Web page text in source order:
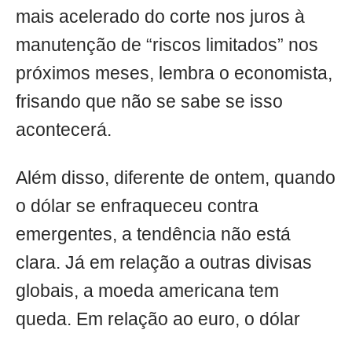
mais acelerado do corte nos juros à
manutenção de “riscos limitados” nos
próximos meses, lembra o economista,
frisando que não se sabe se isso
acontecerá.
Além disso, diferente de ontem, quando
o dólar se enfraqueceu contra
emergentes, a tendência não está
clara. Já em relação a outras divisas
globais, a moeda americana tem
queda. Em relação ao euro, o dólar